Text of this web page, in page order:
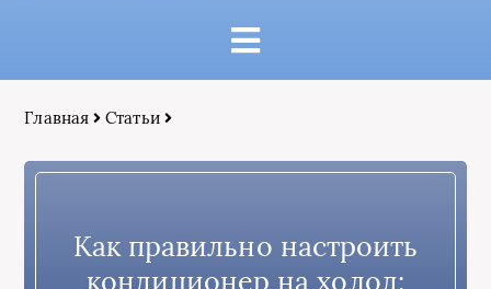
Главная Статьи
Как правильно настроить
кондиционер на холод: